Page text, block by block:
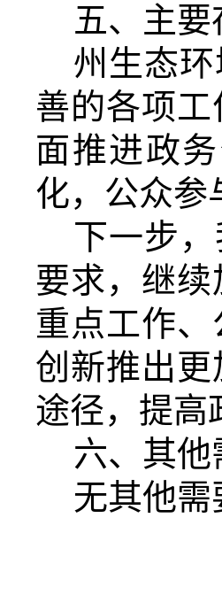
五、主
州生态
善的各项
面推进政
化，公众参
下一步
要求，继
重点工作
创新推出
途径，提高
六、其
无其他